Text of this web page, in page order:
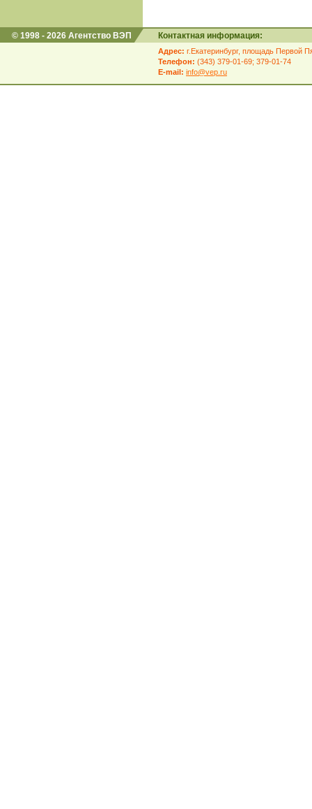
© 1998 - 2026 Агентство ВЭП Контактная информация:
Адрес: г.Екатеринбург, площадь Первой
Телефон: (343) 379-01-69; 379-01-74
E-mail: info@vep.ru